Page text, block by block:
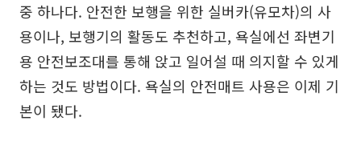
중 하나다. 안전한 보행을 위한 실버카(유모차)의 사
용이나, 보행기의 활동도 추천하고, 욕실에선 좌변기
용 안전보조대를 통해 앉고 일어설 때 의지할 수 있게
하는 것도 방법이다. 욕실의 안전매트 사용은 이제 기
본이 됐다.